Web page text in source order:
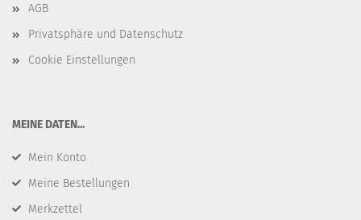
AGB
Privatsphäre und Datenschutz
Cookie Einstellungen
​MEINE DATEN...
Mein Konto
Meine Bestellungen
Merkzettel